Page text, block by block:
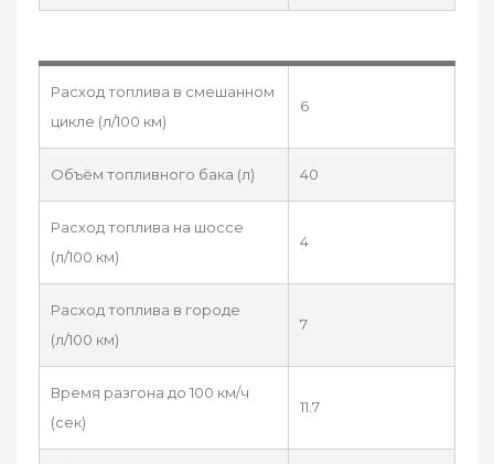
Расход топлива в смешанном
цикле (л/100 км)
6
Объём топливного бака (л) 40
Расход топлива на шоссе
(л/100 км)
4
Расход топлива в городе
(л/100 км)
7
Время разгона до 100 км/ч
(сек)
11.7